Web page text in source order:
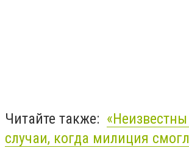
Читайте также:
случаи, когда милиция